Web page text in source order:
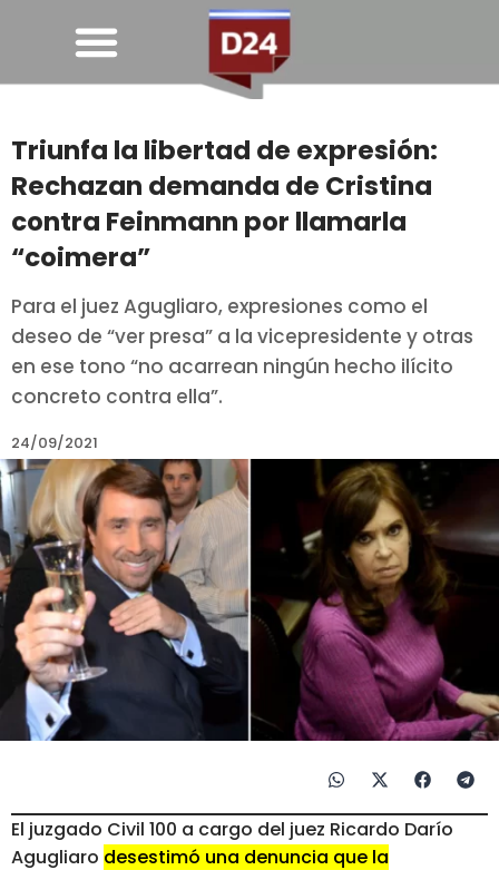
Triunfa la libertad de expresión:
Rechazan demanda de Cristina
contra Feinmann por llamarla
“coimera”
Para el juez Agugliaro, expresiones como el
deseo de “ver presa” a la vicepresidente y otras
en ese tono “no acarrean ningún hecho ilícito
concreto contra ella”.
24/09/2021
El juzgado Civil 100 a cargo del juez Ricardo Darío
Agugliaro desestimó una denuncia que la